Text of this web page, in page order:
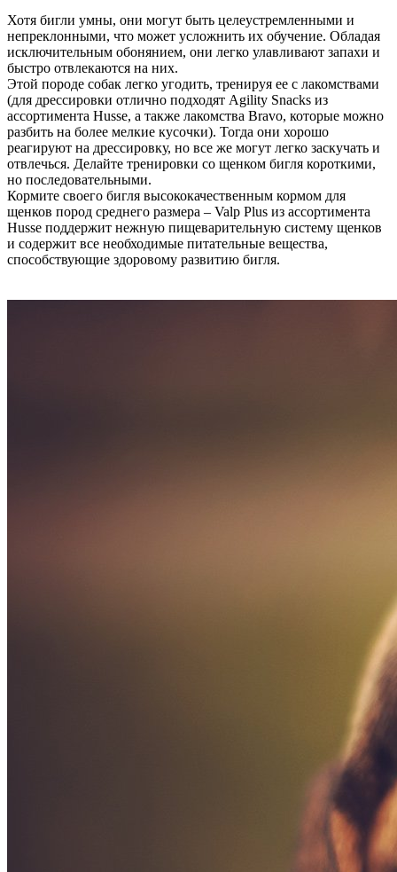
Хотя бигли умны, они могут быть целеустремленными и
непреклонными, что может усложнить их обучение. Обладая
исключительным обонянием, они легко улавливают запахи и
быстро отвлекаются на них.
Этой породе собак легко угодить, тренируя ее с лакомствами
(для дрессировки отлично подходят Agility Snacks из
ассортимента Husse, а также лакомства Bravo, которые можно
разбить на более мелкие кусочки). Тогда они хорошо
реагируют на дрессировку, но все же могут легко заскучать и
отвлечься. Делайте тренировки со щенком бигля короткими,
но последовательными.
Кормите своего бигля высококачественным кормом для
щенков пород среднего размера – Valp Plus из ассортимента
Husse поддержит нежную пищеварительную систему щенков
и содержит все необходимые питательные вещества,
способствующие здоровому развитию бигля.